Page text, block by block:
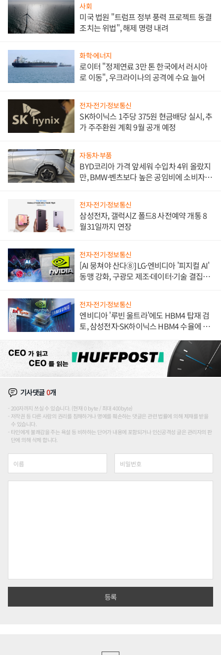
사회
미국 법원 "트럼프 정부 풍력 프로젝트 동결
조치는 위법", 해제 명령 내려
화학·에너지
로이터 "정제연료 3만 톤 한국에서 러시아
로 이동", 우크라이나의 공격에 수요 늘어
전자·전기·정보통신
SK하이닉스 1주당 375원 현금배당 실시, 추
가 주주환원 계획 9월 공개 예정
자동차·부품
BYD코리아 가격 앞세워 수입차 4위 올랐지
만, BMW·벤츠보다 높은 공임비에 소비자
전자·전기·정보통신
삼성전자, 갤럭시Z 폴드8 사전예약 개통 8
월31일까지 연장
전자·전기·정보통신
[AI 뭉쳐야 산다⑧] LG·엔비디아 '피지컬 AI'
동맹 강화, 구광모 제조·데이터·기술 결집
전자·전기·정보통신
엔비디아 '루빈 울트라'에도 HBM4 탑재 검
토, 삼성전자·SK하이닉스 HBM4 수율에 주
기사댓글0개
200자까지 쓰실 수 있습니다. (현재 0 byte / 최대 400byte)
저작권 등 다른 사람의 권리를 침해하거나 명예를 훼손하는 댓글은 관련 법률에 의해 제재를 받을
수 있습니다.
타인에게 불쾌감을 주는 욕설 등 비하하는 단어가 내용에 포함되거나 인신공격성 글은 관리자의 판
단에 의해 삭제 합니다.